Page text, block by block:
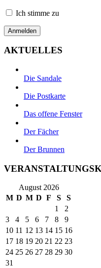
Ich stimme zu
AKTUELLES
Die Sandale
Die Postkarte
Das offene Fenster
Der Fächer
Der Brunnen
August 2026
M D M D F S S
1
2
3
4 5 6 7 8
9
10 11 12 13 14 15 16
17 18 19 20 21 22 23
24 25 26 27 28 29 30
31